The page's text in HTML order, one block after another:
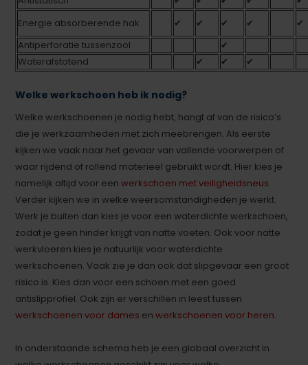
Energie absorberende hak
✔ ✔ ✔ ✔
✔
Antiperforatie tussenzool
✔
Waterafstotend
✔ ✔ ✔
Welke werkschoen heb ik nodig?
Welke werkschoenen je nodig hebt, hangt af van de risico’s
die je werkzaamheden met zich meebrengen. Als eerste
kijken we vaak naar het gevaar van vallende voorwerpen of
waar rijdend of rollend materieel gebruikt wordt. Hier kies je
namelijk altijd voor eenwerkschoen met veiligheidsneus.
Verder kijken we in welke weersomstandigheden je werkt.
Werk je buiten dan kies je voor een waterdichte werkschoen,
zodat je geen hinder krijgt van natte voeten. Ook voor natte
werkvloeren kies je natuurlijk voor waterdichte
werkschoenen. Vaak zie je dan ook dat slipgevaar een groot
risico is. Kies dan voor een schoen met een goed
antislipprofiel. Ook zijn er verschillen in leest tussen
werkschoenen voor dames enwerkschoenen voor heren.
In onderstaande schema heb je een globaal overzicht in